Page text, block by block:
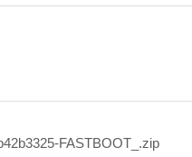
FASTBOOT_.zip